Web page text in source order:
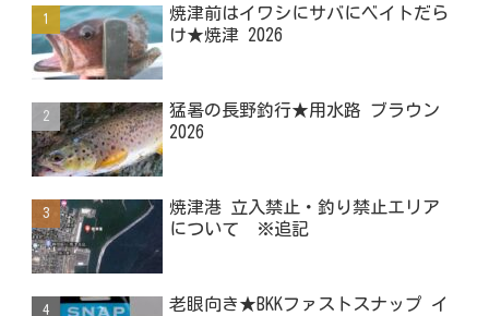
焼津前はイワシにサバにベイトだら
け★焼津 2026
猛暑の長野釣行★用水路 ブラウン
2026
焼津港 立入禁止・釣り禁止エリア
について ※追記
老眼向き★BKKファストスナップ イ